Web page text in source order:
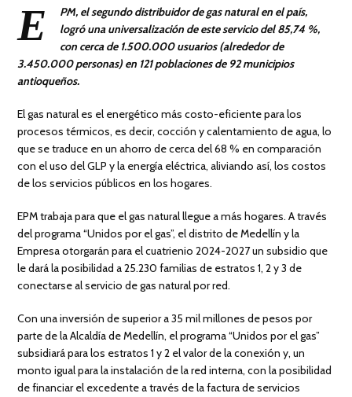
E
PM, el segundo distribuidor de gas natural en el país,
logró una universalización de este servicio del 85,74 %,
con cerca de 1.500.000 usuarios (alrededor de
3.450.000 personas) en 121 poblaciones de 92 municipios
antioqueños.
El gas natural es el energético más costo-eficiente para los
procesos térmicos, es decir, cocción y calentamiento de agua, lo
que se traduce en un ahorro de cerca del 68 % en comparación
con el uso del GLP y la energía eléctrica, aliviando así, los costos
de los servicios públicos en los hogares.
EPM trabaja para que el gas natural llegue a más hogares. A través
del programa “Unidos por el gas”, el distrito de Medellín y la
Empresa otorgarán para el cuatrienio 2024-2027 un subsidio que
le dará la posibilidad a 25.230 familias de estratos 1, 2 y 3 de
conectarse al servicio de gas natural por red.
Con una inversión de superior a 35 mil millones de pesos por
parte de la Alcaldía de Medellín, el programa “Unidos por el gas”
subsidiará para los estratos 1 y 2 el valor de la conexión y, un
monto igual para la instalación de la red interna, con la posibilidad
de financiar el excedente a través de la factura de servicios